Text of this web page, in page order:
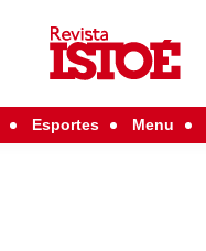
Esportes Menu